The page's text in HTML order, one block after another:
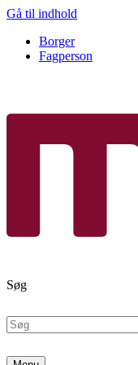
Gå til indhold
Borger
Fagperson
Søg